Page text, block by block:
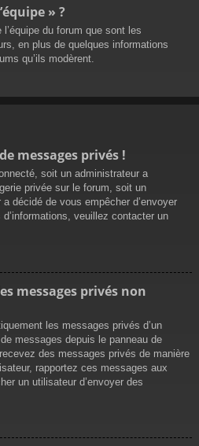
» ?
du forum que sont les
en plus de quelques informations
qu’ils modèrent.
messages privés !
soit un administrateur a
privée sur le forum, soit un
décidé de vous empêcher d’envoyer
veuillez contacter un
messages privés non
les messages privés d’un
messages depuis le panneau de
des messages privés de manière
rapportez ces messages aux
un utilisateur d’envoyer des